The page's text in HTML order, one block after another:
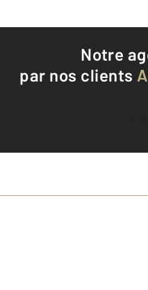
Notre
par nos clients